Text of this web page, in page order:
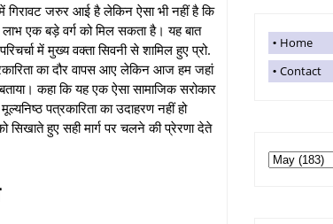
गिरावट जरुर आई है लेकिन ऐसा भी नहीं है कि
एक बड़े वर्ग को मिल सकता है। यह बात
में मुख्य वक्ता सिवनी से शामिल हुए प्रो.
का दौर वापस आए लेकिन आज हम जहां
बताया। कहा कि यह एक ऐसा सामाजिक सरोकार
पत्रकारिता का उदाहरण नहीं हो
सिखाते हुए सही मार्ग पर चलने की प्रेरणा देते
Home
Contact